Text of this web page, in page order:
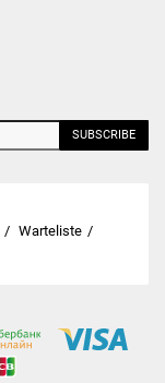
SUBSCRIBE
Warteliste